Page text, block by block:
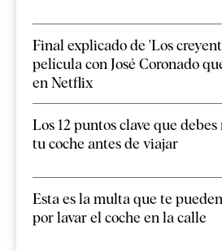
Final explicado de 'Los
película con José Coronado
en Netflix
Los 12 puntos clave que debes
tu coche antes de viajar
Esta es la multa que te
por lavar el coche en la calle